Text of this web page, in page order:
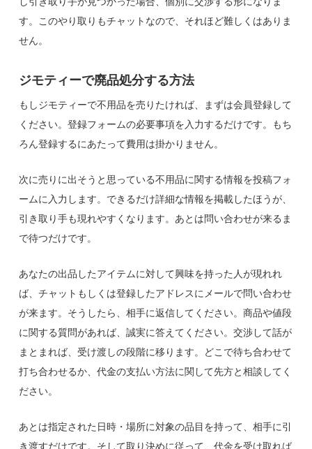
す。このやり取りもチャットなので、それほど難しくはありま
せん。
ジモティーで廃品処分する方法
もしジモティーで不用品を売りたければ、まずは会員登録して
ください。登録フォームの必要事項を入力するだけです。もち
ろん登録するにあたって費用は掛かりません。
次に売りに出そうと思っている不用品に関する情報を投稿フォ
ームに入力します。できるだけ詳細な情報を掲載したほうが、
引き取り手も現れやすくなります。あとは問い合わせが来るま
で待つだけです。
あなたの出品したアイテムに対して興味を持った人が現れれ
ば、チャットもしくは登録したアドレスにメールで問い合わせ
が来ます。そうしたら、相手に返信してください。商品や値段
に関する質問があれば、誠実に答えてください。交渉して話が
まとまれば、受け渡しの段階に移ります。どこで待ち合わせて
打ち合わせるか、代金の支払い方法に関して先方と相談してく
ださい。
あとは指定された日時・場所に対象の品目を持って、相手に引
き渡すだけです。そして取り決めに従って、代金を受け取れば